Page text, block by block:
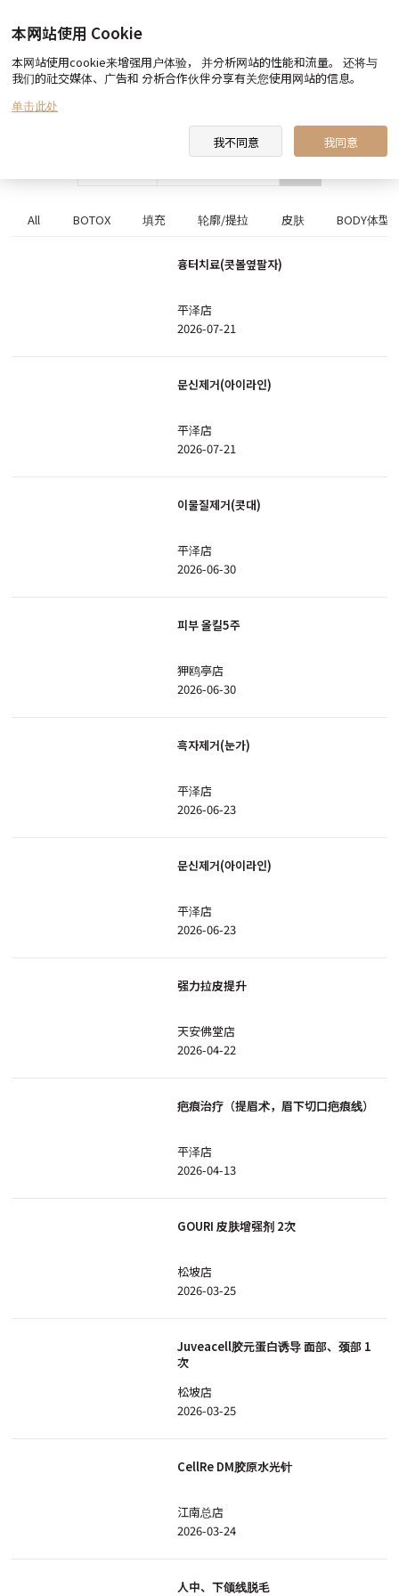
Before & After
All BOTOX 填充 轮廓/提拉 皮肤 BODY体型
흉터치료(콧볼옆팔자)
平泽店
2026-07-21
문신제거(아이라인)
平泽店
2026-07-21
이물질제거(콧대)
平泽店
2026-06-30
피부 올킬5주
狎鸥亭店
2026-06-30
흑자제거(눈가)
平泽店
2026-06-23
문신제거(아이라인)
平泽店
2026-06-23
强力拉皮提升
天安佛堂店
2026-04-22
疤痕治疗（提眉术，眉下切口疤痕线）
平泽店
2026-04-13
GOURI 皮肤增强剂 2次
松坡店
2026-03-25
Juveacell胶元蛋白诱导 面部、颈部 1
次
松坡店
2026-03-25
CellRe DM胶原水光针
江南总店
2026-03-24
人中、下颌线脱毛
本网站使用 Cookie
本网站使用cookie来增强用户体验， 并分析网站的性能和流量。 还将与
我们的社交媒体、广告和 分析合作伙伴分享有关您使用网站的信息。
单击此处
我不同意 我同意